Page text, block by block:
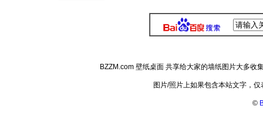
BZZM.com 壁纸桌面 共享给大家的墙纸图片大多
图片/照片上如果包含本站文字，
©